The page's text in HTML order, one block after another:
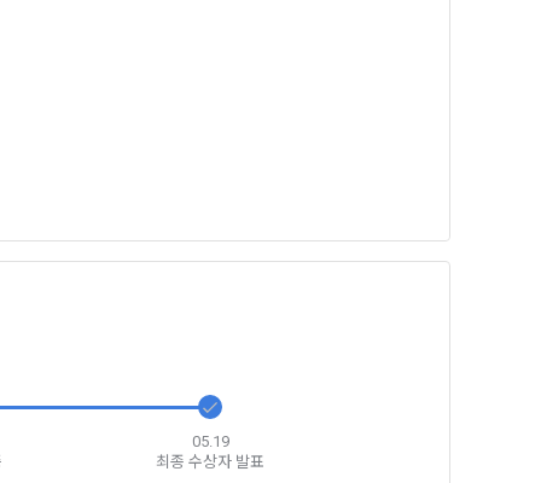
로써 이용
.
(GitHub,
05.19
최종 수상자 발표